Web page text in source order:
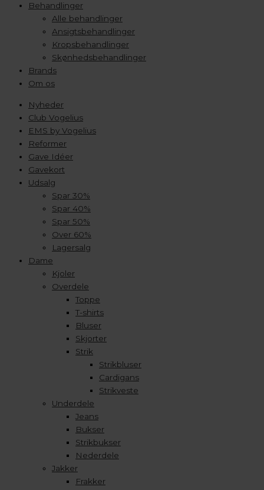
Behandlinger
Alle behandlinger
Ansigtsbehandlinger
Kropsbehandlinger
Skønhedsbehandlinger
Brands
Om os
Nyheder
Club Vogelius
EMS by Vogelius
Reformer
Gave Idéer
Gavekort
Udsalg
Spar 30%
Spar 40%
Spar 50%
Over 60%
Lagersalg
Dame
Kjoler
Overdele
Toppe
T-shirts
Bluser
Skjorter
Strik
Strikbluser
Cardigans
Strikveste
Underdele
Jeans
Bukser
Strikbukser
Nederdele
Jakker
Frakker